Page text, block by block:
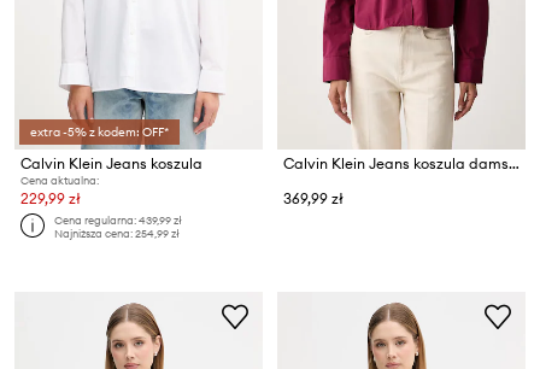
extra -5% z kodem: OFF*
Calvin Klein Jeans koszula
Cena aktualna:
229,99 zł
Cena regularna:439,99 zł
Najniższa cena:254,99 zł
Calvin Klein Jeans koszula damska bawełniana
369,99 zł